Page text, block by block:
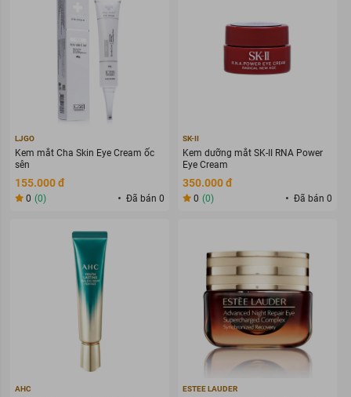
LJGO
Kem mắt Cha Skin Eye Cream ốc
sên
155.000 đ
0 (0) Đã bán 0
SK-II
Kem dưỡng mắt SK-II RNA Power
Eye Cream
350.000 đ
0 (0) Đã bán 0
AHC ESTEE LAUDER